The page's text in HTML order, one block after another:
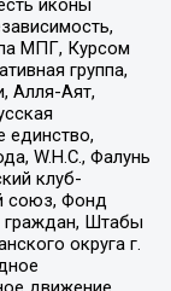
МПГ, Курсом
группа,
Алля-Аят,
единство,
W.H.С., Фалунь
клуб-
союз, Фонд
граждан, Штабы
округа г.